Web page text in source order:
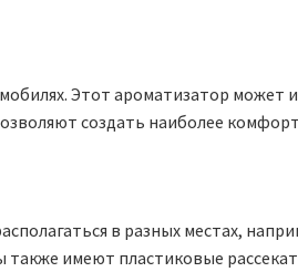
Этот ароматизатор может
создать наиболее
в разных местах,
также имеют пластиковые